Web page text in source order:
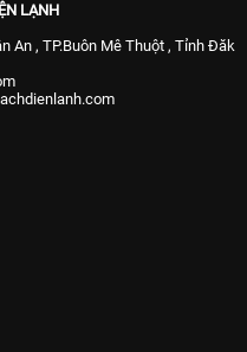
LẠNH
An , TP.Buôn Mê Thuột , Tỉnh Đăk